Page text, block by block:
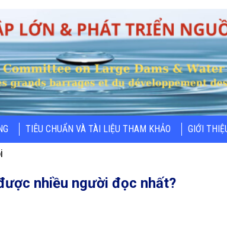
TIÊU CHUẨN VÀ TÀI LIỆU THAM KHẢO GIỚI
nhiều người đọc nhất?